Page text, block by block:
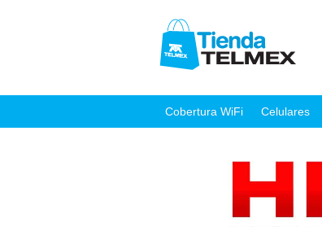
Cobertura WiFi Celulares